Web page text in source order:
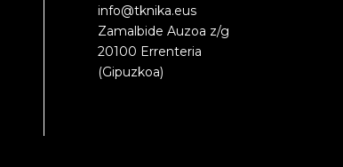
info@tknika.eus
Zamalbide Auzoa z/g
20100 Errenteria
(Gipuzkoa)